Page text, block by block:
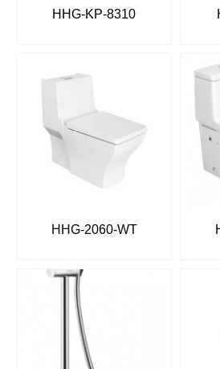
HHG-KP-8310
HHG-2060-WT